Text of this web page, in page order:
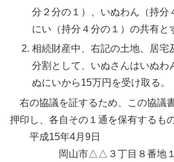
分２分の１）、いぬわん（持分
にい（持分４分の１）の共有と
相続財産中、右記の土地、居宅
分割として、いぬさんはいぬわ
ぬにいから15万円を受け取る。
右の協議を証するため、この協議
押印し、各自その１通を保有するも
平成15年4月9日
岡山市△△３丁目８番地１